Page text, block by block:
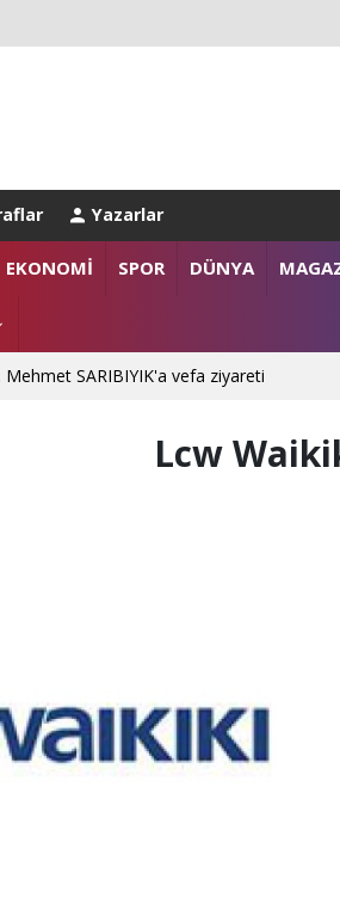
Yazarlar
EKONOMİ SPOR DÜNYA
SARIBIYIK'a vefa ziyareti
ÇORUH; “Sakarya’ya değer katan bir
Lcw